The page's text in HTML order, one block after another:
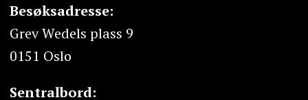
Besøksadresse:
Grev Wedels plass 9
0151 Oslo
Sentralbord: